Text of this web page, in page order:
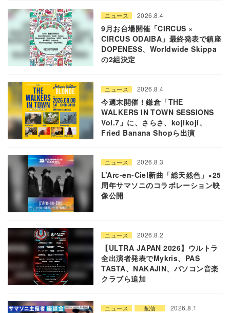
ニュース 2026.8.4
9月お台場開催「CIRCUS ×
CIRCUS ODAIBA」最終発表で鎮座
DOPENESS、Worldwide Skippa
の2組決定
ニュース 2026.8.4
今週末開催！鎌倉「THE
WALKERS IN TOWN SESSIONS
Vol.7」に、さらさ、kojikoji、
Fried Banana Shopら出演
ニュース 2026.8.3
L’Arc-en-Ciel新曲「総天然色」×25
周年サマソニのコラボレーション映
像公開
ニュース 2026.8.2
【ULTRA JAPAN 2026】ウルトラ
全出演者発表でMykris、PAS
TASTA、NAKAJIN、パソコン音楽
クラブら追加
ニュース 配信 2026.8.1